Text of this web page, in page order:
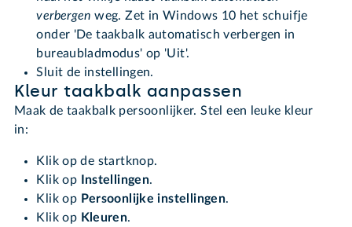
verbergen weg.Zet in Windows 10 het schuifje
onder 'De taakbalk automatisch verbergen in
bureaubladmodus' op 'Uit'.
Sluit de instellingen.
Kleur taakbalk aanpassen
Maak de taakbalk persoonlijker. Stel een leuke kleur
in:
Klik op de startknop.
Klik op
Instellingen.
Klik op Persoonlijke instellingen.
Klik op Kleuren.